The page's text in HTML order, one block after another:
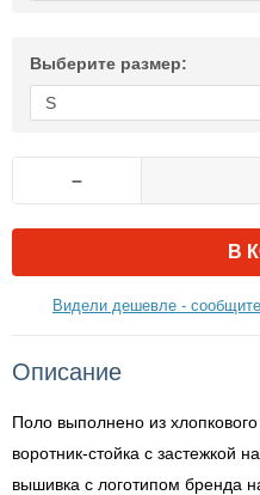
Выберите размер:
–
В
Видели дешевле -
Описание
Поло выполнено из
воротник-стойка с застежкой
вышивка с логотипом бренда